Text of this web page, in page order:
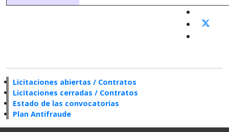
Licitaciones abiertas / Contratos
Licitaciones cerradas / Contratos
Estado de las convocatorias
Plan Antifraude